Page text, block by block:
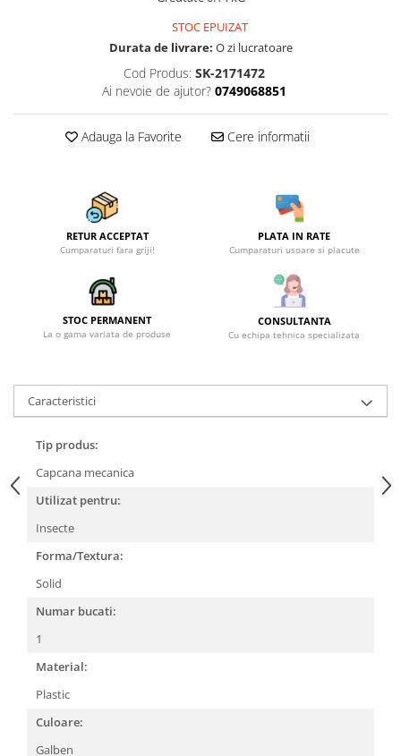
Sfoara si franghii
Suruburi, dibluri si accesorii
prindere
Lustre si pendule
Lampi de veghe copii
Proiectoare
Accesorii decorative
Figurine si decoratiuni Craciun
Globuri
Instalatii de Craciun
Cosuri de gunoi
Maturi, Mopuri si galeti
Prosoape de hartie si servetele
Saci gunoi
Servetele umede
STOC EPUIZAT
Durata de livrare: O zi lucratoare
Cod Produs: SK-2171472
Ai nevoie de ajutor? 0749068851
Adauga la Favorite Cere informatii
RETUR ACCEPTAT
Cumparaturi fara griji!
PLATA IN RATE
Cumparaturi usoare si placute
STOC PERMANENT
La o gama variata de produse
CONSULTANTA
Cu echipa tehnica specializata
Caracteristici
Tip produs:
Capcana mecanica
Utilizat pentru:
Insecte
Forma/Textura:
Solid
Numar bucati:
1
Material:
Plastic
Culoare:
Galben